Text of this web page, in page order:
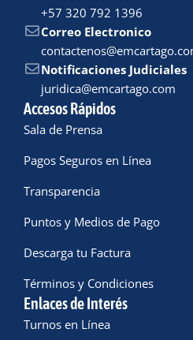
+57 320 792 1396
Correo Electronico
Notificaciones Judiciales
juridica@emcartago.com
Accesos Rápidos
Sala de Prensa
Pagos Seguros en Línea
Transparencia
Puntos y Medios de Pago
Descarga tu Factura
Términos y Condiciones
Enlaces de Interés
Turnos en Línea